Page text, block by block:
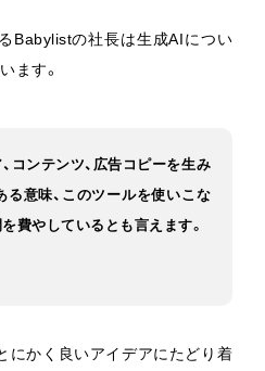
Babylistの社長は生成AIについ
ます。
コンテンツ、広告コピーを生み
る意味、このツールを使いこな
費やしているとも言えます。
にかく良いアイデアにたどり着